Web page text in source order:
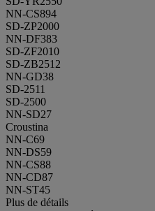
NN-CS894
SD-ZP2000
NN-DF383
SD-ZF2010
SD-ZB2512
NN-GD38
SD-2511
SD-2500
NN-SD27
Croustina
NN-C69
NN-DS59
NN-CS88
NN-CD87
NN-ST45
Plus de détails